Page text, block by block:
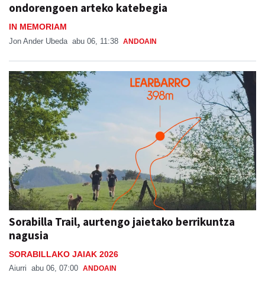
ondorengoen arteko katebegia
IN MEMORIAM
Jon Ander Ubeda abu 06, 11:38 ANDOAIN
Sorabilla Trail, aurtengo jaietako berrikuntza
nagusia
SORABILLAKO JAIAK 2026
Aiurri abu 06, 07:00 ANDOAIN